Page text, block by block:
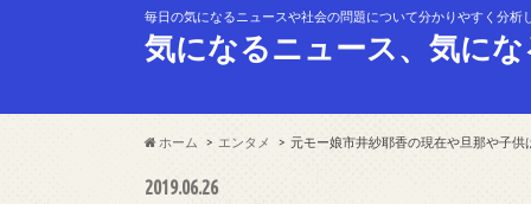
毎日の気になるニュースや社会の問題について分かりやすく分析
気になるニュース、気に
ホーム エンタメ 元モー娘市井紗耶香の現在や旦那や子
2019.06.26